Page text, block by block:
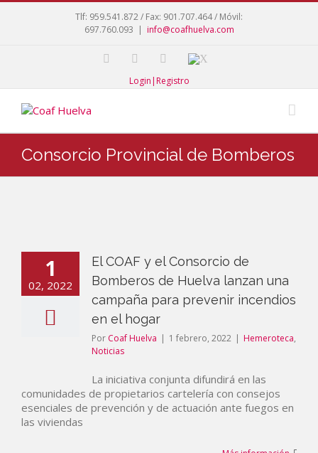
Tlf: 959.541.872 / Fax: 901.707.464 / Móvil:
697.760.093 | info@coafhuelva.com
Login|Registro
Consorcio Provincial de Bomberos
1
02, 2022
El COAF y el Consorcio de
Bomberos de Huelva lanzan una
campaña para prevenir incendios
en el hogar
Por Coaf Huelva | 1 febrero, 2022 | Hemeroteca,
Noticias
La iniciativa conjunta difundirá en las
comunidades de propietarios cartelería con consejos
esenciales de prevención y de actuación ante fuegos en
las viviendas